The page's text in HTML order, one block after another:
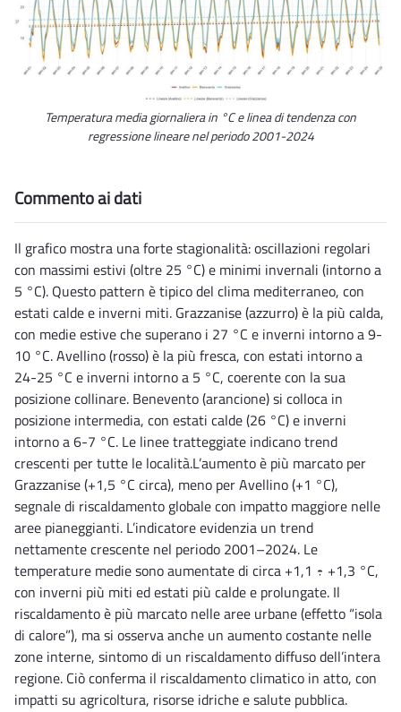
Temperatura media giornaliera in °C e linea di tendenza con
regressione lineare nel periodo 2001-2024
Commento ai dati
Il grafico mostra una forte stagionalità: oscillazioni regolari
con massimi estivi (oltre 25 °C) e minimi invernali (intorno a
5 °C). Questo pattern è tipico del clima mediterraneo, con
estati calde e inverni miti. Grazzanise (azzurro) è la più calda,
con medie estive che superano i 27 °C e inverni intorno a 9-
10 °C. Avellino (rosso) è la più fresca, con estati intorno a
24-25 °C e inverni intorno a 5 °C, coerente con la sua
posizione collinare. Benevento (arancione) si colloca in
posizione intermedia, con estati calde (26 °C) e inverni
intorno a 6-7 °C. Le linee tratteggiate indicano trend
crescenti per tutte le località.L’aumento è più marcato per
Grazzanise (+1,5 °C circa), meno per Avellino (+1 °C),
segnale di riscaldamento globale con impatto maggiore nelle
aree pianeggianti. L’indicatore evidenzia un trend
nettamente crescente nel periodo 2001–2024. Le
temperature medie sono aumentate di circa +1,1 ÷ +1,3 °C,
con inverni più miti ed estati più calde e prolungate. Il
riscaldamento è più marcato nelle aree urbane (effetto “isola
di calore”), ma si osserva anche un aumento costante nelle
zone interne, sintomo di un riscaldamento diffuso dell’intera
regione. Ciò conferma il riscaldamento climatico in atto, con
impatti su agricoltura, risorse idriche e salute pubblica.